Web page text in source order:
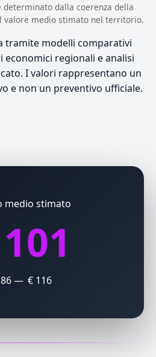
dalla coerenza della
valore medio stimato nel territorio.
tramite modelli comparativi
regionali e analisi
I valori rappresentano un
e non un preventivo ufficiale.
medio stimato
— € 116